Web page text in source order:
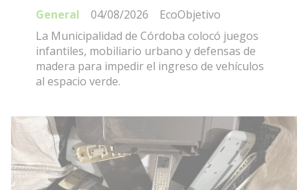
EcoObjetivo
General
04/08/2026
La Municipalidad de Córdoba colocó juegos
infantiles, mobiliario urbano y defensas de
madera para impedir el ingreso de vehículos
al espacio verde.